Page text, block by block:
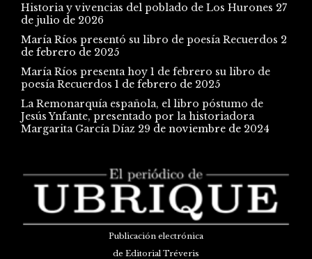
Historia y vivencias del poblado de Los Hurones 27
de julio de 2026
María Ríos presentó su libro de poesía Recuerdos 2
de febrero de 2025
María Ríos presenta hoy 1 de febrero su libro de
poesía Recuerdos 1 de febrero de 2025
La Remonarquía española, el libro póstumo de
Jesús Ynfante, presentado por la historiadora
Margarita García Díaz 29 de noviembre de 2024
Publicación electrónica
de Editorial Tréveris